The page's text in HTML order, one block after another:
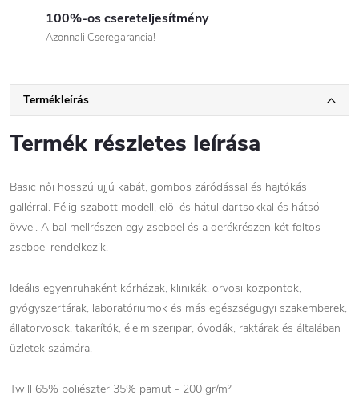
100%-os csereteljesítmény
Azonnali Cseregarancia!
Termékleírás
Termék részletes leírása
Basic női hosszú ujjú kabát, gombos záródással és hajtókás
gallérral. Félig szabott modell, elöl és hátul dartsokkal és hátsó
övvel. A bal mellrészen egy zsebbel és a derékrészen két foltos
zsebbel rendelkezik.
Ideális egyenruhaként kórházak, klinikák, orvosi központok,
gyógyszertárak, laboratóriumok és más egészségügyi szakemberek,
állatorvosok, takarítók, élelmiszeripar, óvodák, raktárak és általában
üzletek számára.
Twill 65% poliészter 35% pamut - 200 gr/m²